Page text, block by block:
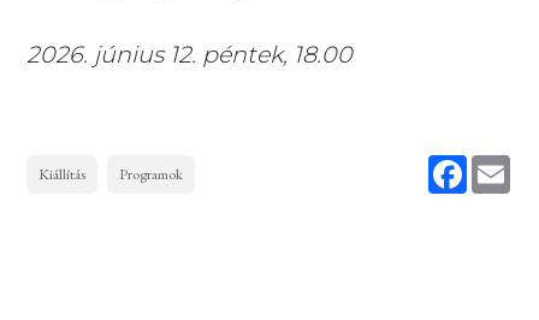
2026. június 12. péntek, 18.00
Facebook
Kiállítás Programok